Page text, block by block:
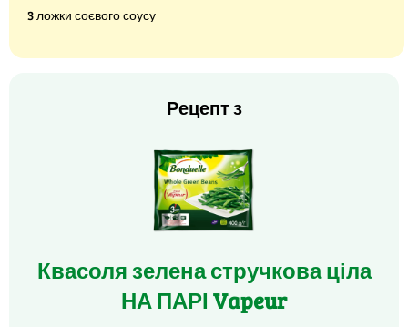
3 ложки соєвого соусу
Рецепт з
Квасоля зелена стручкова ціла
НА ПАРІ Vapeur